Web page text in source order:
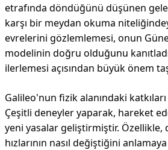
etrafında döndüğünü düşünen
karşı bir meydan okuma
evrelerini gözlemlemesi, onun
modelinin doğru olduğunu
ilerlemesi açısından büyük önem
Galileo'nun fizik alanındaki
Çeşitli deneyler yaparak, hareket
yeni yasalar geliştirmiştir. Özellikle,
hızlarının nasıl değiştiğini